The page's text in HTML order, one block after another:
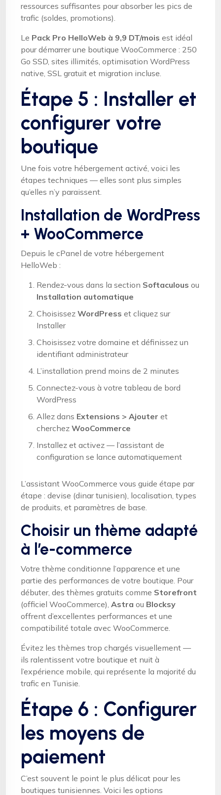
ressources suffisantes pour absorber les pics de
trafic (soldes, promotions).
Le Pack Pro HelloWeb à 9,9 DT/mois est idéal
pour démarrer une boutique WooCommerce : 250
Go SSD, sites illimités, optimisation WordPress
native, SSL gratuit et migration incluse.
Étape 5 : Installer et
configurer votre
boutique
Une fois votre hébergement activé, voici les
étapes techniques — elles sont plus simples
qu’elles n’y paraissent.
Installation de WordPress
+ WooCommerce
Depuis le cPanel de votre hébergement
HelloWeb :
Rendez-vous dans la section Softaculous ou
Installation automatique
Choisissez WordPress et cliquez sur
Installer
Choisissez votre domaine et définissez un
identifiant administrateur
L’installation prend moins de 2 minutes
Connectez-vous à votre tableau de bord
WordPress
Allez dans Extensions > Ajouter et
cherchez WooCommerce
Installez et activez — l’assistant de
configuration se lance automatiquement
L’assistant WooCommerce vous guide étape par
étape : devise (dinar tunisien), localisation, types
de produits, et paramètres de base.
Choisir un thème adapté
à l’e-commerce
Votre thème conditionne l’apparence et une
partie des performances de votre boutique. Pour
débuter, des thèmes gratuits comme Storefront
(officiel WooCommerce), Astra ou Blocksy
offrent d’excellentes performances et une
compatibilité totale avec WooCommerce.
Évitez les thèmes trop chargés visuellement —
ils ralentissent votre boutique et nuit à
l’expérience mobile, qui représente la majorité du
trafic en Tunisie.
Étape 6 : Configurer
les moyens de
paiement
C’est souvent le point le plus délicat pour les
boutiques tunisiennes. Voici les options